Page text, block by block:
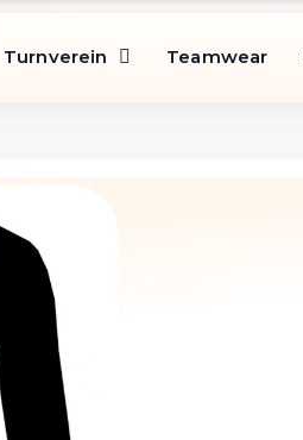
Turnverein Teamwear